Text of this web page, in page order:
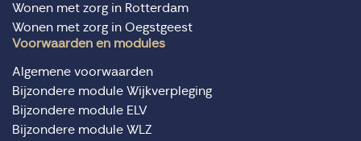
Wonen met zorg in Rotterdam
Wonen met zorg in Oegstgeest
Voorwaarden en modules
Algemene voorwaarden
Bijzondere module Wijkverpleging
Bijzondere module ELV
Bijzondere module WLZ